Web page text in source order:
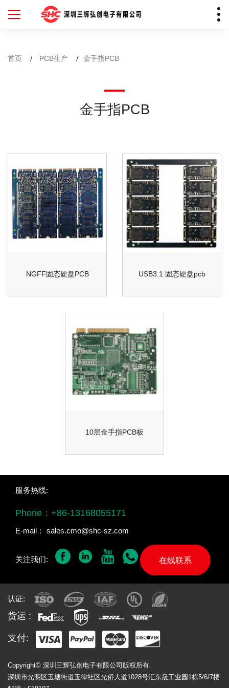
首页 PCB生产 金手指PCB
金手指PCB
NGFF固态硬盘PCB USB3.1 固态硬盘pcb
10层金手指PCB板
服务热线:
Phone： +86-13168055171
E-mail： sales.cmo@shc-sz.com
关注我们: 在线联系
认证:
货运 :
支付:
Copyright© 深圳三辉弘创电子有限公司版权所有.
深圳市光明区玉塘街道玉律社区光侨大道1028号汇东晟工业园1栋5/6/7楼